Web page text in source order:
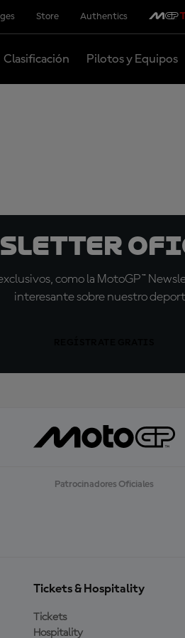
Store Authentics
Clasificación Pilotos y Equipos
como la MotoGP™
interesante sobre nuestro
Patrocinadores Oficiales
Tickets & Hospitality
Tickets
Hospitality